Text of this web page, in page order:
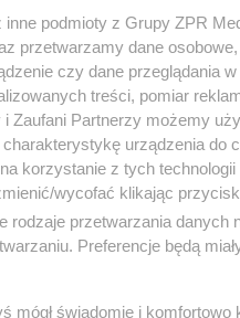
podmioty z Grupy ZPR
przetwarzamy dane
czy dane przeglądania
treści, pomiar
Zaufani Partnerzy możemy
urządzenia do
korzystanie z tych technologii
wycofać klikając
rodzaje przetwarzania danych
Preferencje będą
mógł świadomie i